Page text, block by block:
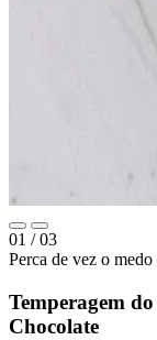
01 / 03
Perca de vez o
Temperagem do
Chocolate